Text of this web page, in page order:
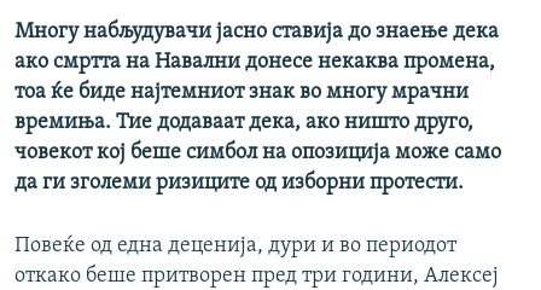
Многу набљудувачи јасно ставија до знаење дека
ако смртта на Навални донесе некаква промена,
тоа ќе биде најтемниот знак во многу мрачни
времиња. Тие додаваат дека, ако ништо друго,
човекот кој беше симбол на опозиција може само
да ги зголеми ризиците од изборни протести.
Повеќе од една деценија, дури и во периодот
откако беше притворен пред три години, Алексеј